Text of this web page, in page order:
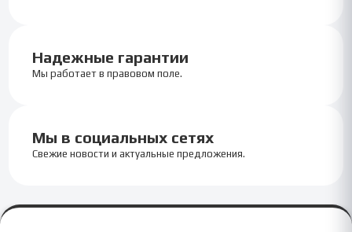
Надежные гарантии
Мы работает в правовом поле.
Мы в социальных сетях
Свежие новости и актуальные предложения.